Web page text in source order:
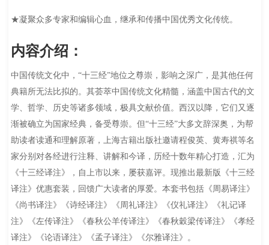
★凝聚众多专家和编辑心血，继承和传播中国优秀文化传统。
内容介绍：
中国传统文化中，“十三经”地位之尊崇，影响之深广，是其他任何
典籍所无法比拟的。其荟萃中国传统文化精髓，涵盖中国古代的文
学、哲学、历史等诸多领域，极具文献价值。西汉以降，它们又逐
渐被确立为国家经典，备受尊崇。但“十三经”大多文辞深奥，为帮
助读者读通和理解原著，上海古籍出版社邀请程俊英、黄寿祺等名
家分别对各经进行注释、讲解和今译，历经十数年精心打造，汇为
《十三经译注》，自上市以来，屡获嘉评。现推出最新版《十三经
译注》优惠套装，回馈广大读者的厚爱。本套书包括《周易译注》
《尚书译注》《诗经译注》《周礼译注》《仪礼译注》《礼记译
注》《左传译注》《春秋公羊传译注》《春秋穀梁传译注》《孝经
译注》《论语译注》《孟子译注》《尔雅译注》。